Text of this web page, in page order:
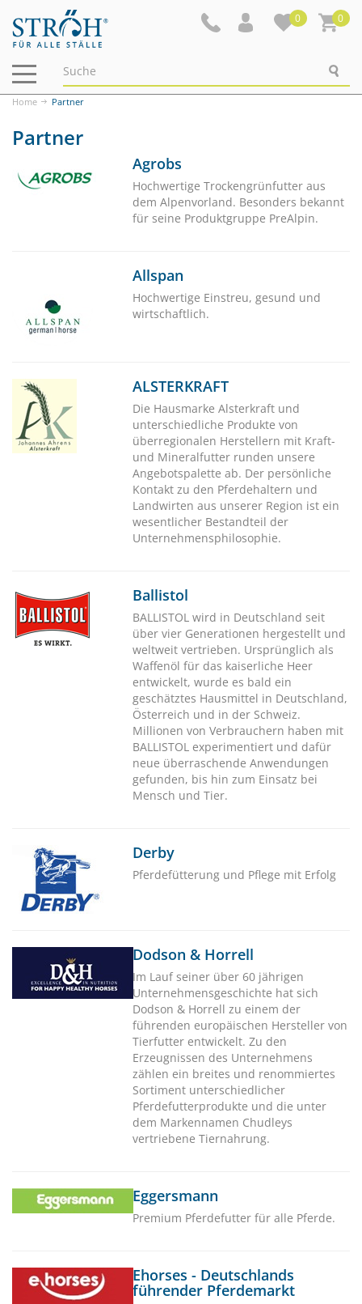
0 0
Navigation
ein-/ausblenden
Home Partner
Partner
Agrobs
Hochwertige Trockengrünfutter aus
dem Alpenvorland. Besonders bekannt
für seine Produktgruppe PreAlpin.
Allspan
Hochwertige Einstreu, gesund und
wirtschaftlich.
ALSTERKRAFT
Die Hausmarke Alsterkraft und
unterschiedliche Produkte von
überregionalen Herstellern mit Kraft-
und Mineralfutter runden unsere
Angebotspalette ab. Der persönliche
Kontakt zu den Pferdehaltern und
Landwirten aus unserer Region ist ein
wesentlicher Bestandteil der
Unternehmensphilosophie.
Ballistol
BALLISTOL wird in Deutschland seit
über vier Generationen hergestellt und
weltweit vertrieben. Ursprünglich als
Waffenöl für das kaiserliche Heer
entwickelt, wurde es bald ein
geschätztes Hausmittel in Deutschland,
Österreich und in der Schweiz.
Millionen von Verbrauchern haben mit
BALLISTOL experimentiert und dafür
neue überraschende Anwendungen
gefunden, bis hin zum Einsatz bei
Mensch und Tier.
Derby
Pferdefütterung und Pflege mit Erfolg
Dodson & Horrell
Im Lauf seiner über 60 jährigen
Unternehmensgeschichte hat sich
Dodson & Horrell zu einem der
führenden europäischen Hersteller von
Tierfutter entwickelt. Zu den
Erzeugnissen des Unternehmens
zählen ein breites und renommiertes
Sortiment unterschiedlicher
Pferdefutterprodukte und die unter
dem Markennamen Chudleys
vertriebene Tiernahrung.
Eggersmann
Premium Pferdefutter für alle Pferde.
Ehorses - Deutschlands
führender Pferdemarkt